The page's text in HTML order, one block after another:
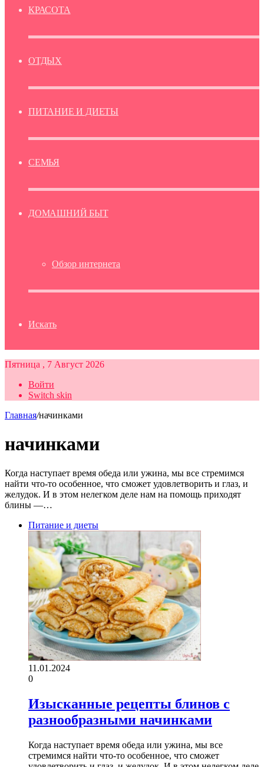
КРАСОТА
ОТДЫХ
ПИТАНИЕ И ДИЕТЫ
СЕМЬЯ
ДОМАШНИЙ БЫТ
Обзор интернета
Искать
Пятница , 7 Август 2026
Войти
Switch skin
Главная/начинками
начинками
Когда наступает время обеда или ужина, мы все стремимся
найти что-то особенное, что сможет удовлетворить и глаз, и
желудок. И в этом нелегком деле нам на помощь приходят
блины —…
Питание и диеты
11.01.2024
0
Изысканные рецепты блинов с
разнообразными начинками
Когда наступает время обеда или ужина, мы все
стремимся найти что-то особенное, что сможет